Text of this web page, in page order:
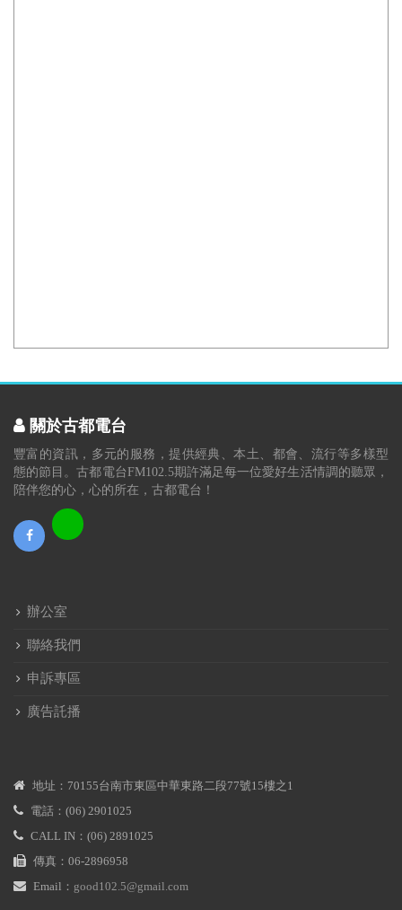
關於古都電台
豐富的資訊，多元的服務，提供經典、本土、都會、流行等多樣型
態的節目。古都電台FM102.5期許滿足每一位愛好生活情調的聽眾，
陪伴您的心，心的所在，古都電台！
辦公室
聯絡我們
申訴專區
廣告託播
地址：70155台南市東區中華東路二段77號15樓之1
電話：(06) 2901025
CALL IN：(06) 2891025
傳真：06-2896958
Email： good102.5@gmail.com